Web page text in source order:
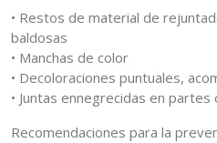
• Restos de material de
baldosas
• Manchas de color
• Decoloraciones puntuales,
• Juntas ennegrecidas en partes
Recomendaciones para la